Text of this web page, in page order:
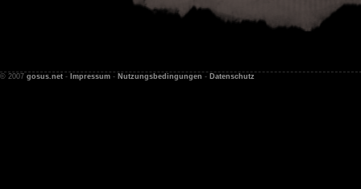
© 2007 gosus.net - Impressum - Nutzungsbedingungen - Datenschutz